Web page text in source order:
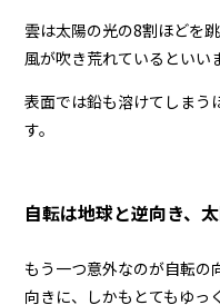
雲は太陽の光の8割ほどを
風が吹き荒れているといい
表面では鉛も溶けてしまう
す。
自転は地球と逆向き、
もう一つ意外なのが自転の
向きに、しかもとてもゆっ